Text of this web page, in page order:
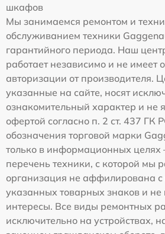
шкафов
Мы занимаемся ремонтом и
обслуживанием техники
гарантийного периода. Наш
работает независимо и не имеет
авторизации от производителя.
указанные на сайте, носят
ознакомительный характер и не
офертой согласно п. 2 ст. 437 ГК
обозначения торговой марки
только в информационных целях
перечень техники, с которой мы
организация не аффилирована
указанных товарных знаков и не
интересы. Все виды ремонтных
исключительно на устройствах,